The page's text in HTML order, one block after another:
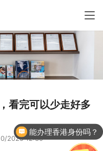
看完可以少走好多
2025 12:30
能办理香港身份吗？